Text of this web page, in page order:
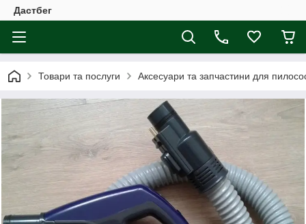
Дастбег
Товари та послуги Аксесуари та запчастини для